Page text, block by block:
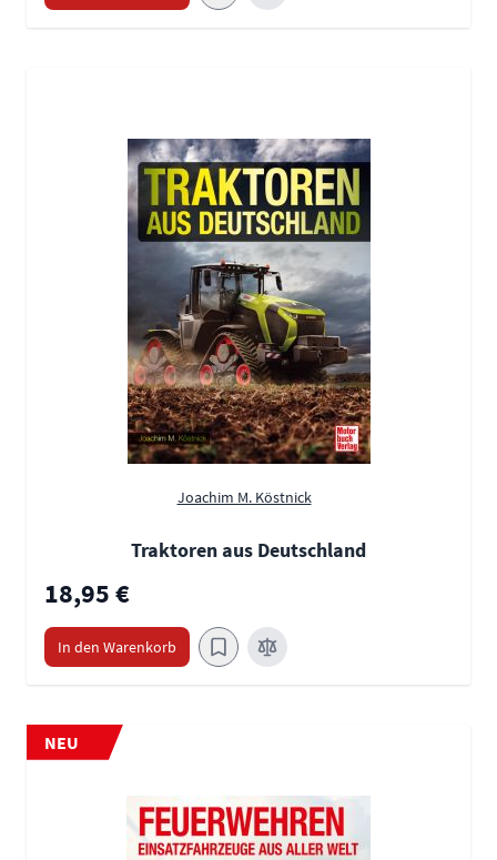
Joachim M. Köstnick
Traktoren aus Deutschland
18,95 €
In den Warenkorb
NEU